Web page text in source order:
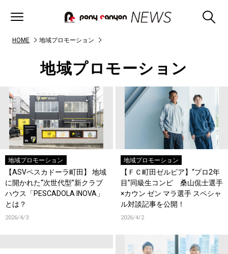
HOME 地域プロモーション
地域プロモーション
地域プロモーション
【ASVペスカドーラ町田】 地域
に開かれた“次世代型”新クラブ
ハウス「PESCADOLA INOVA」
とは？
2026/4/3
地域プロモーション
【ＦＣ町田ゼルビア】“プロ2年
目”同級生コンビ 桑山侃士選手
×カウン ゼン マラ選手 スペシャ
ル対談記事を公開！
2026/4/2